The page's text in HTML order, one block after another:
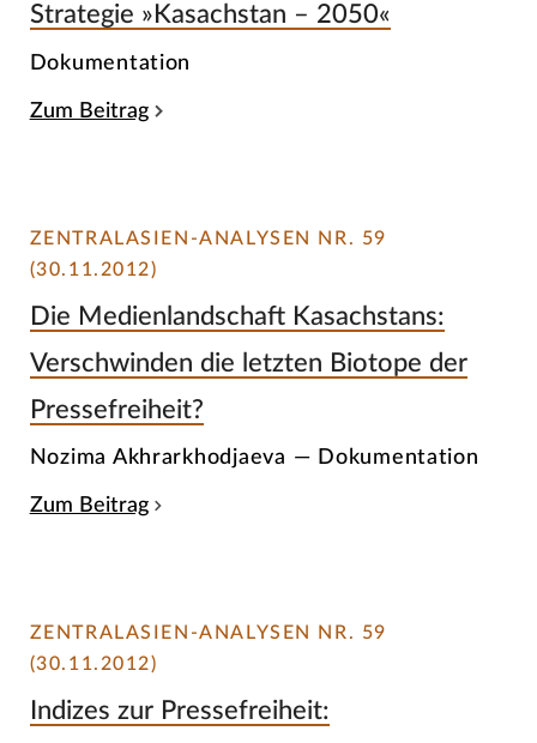
Strategie »Kasachstan – 2050«
Dokumentation
Zum Beitrag
ZENTRALASIEN-ANALYSEN NR. 59
(30.11.2012)
Die Medienlandschaft Kasachstans:
Verschwinden die letzten Biotope der
Pressefreiheit?
Nozima Akhrarkhodjaeva — Dokumentation
Zum Beitrag
ZENTRALASIEN-ANALYSEN NR. 59
(30.11.2012)
Indizes zur Pressefreiheit: